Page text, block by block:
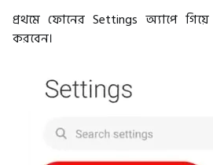
প্রথমে ফোনের Settings অ্যাপে
করবেন।